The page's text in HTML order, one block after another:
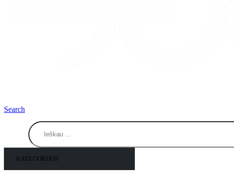
Search
KATEGORIJOS